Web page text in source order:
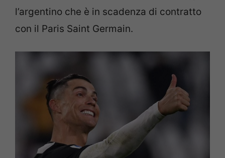
l’argentino che è in scadenza di contratto
con il Paris Saint Germain.